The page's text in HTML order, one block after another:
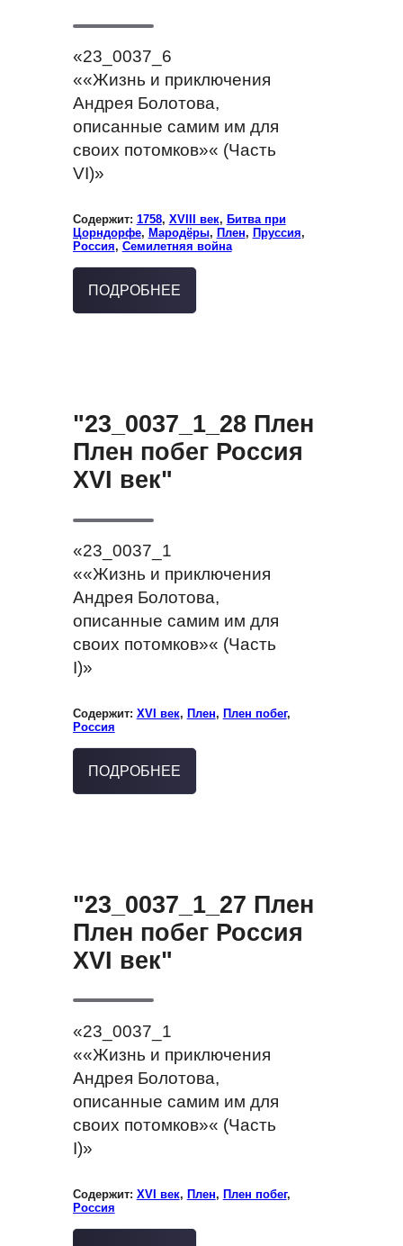
«23_0037_6
««Жизнь и приключения
Андрея Болотова,
описанные самим им для
своих потомков»« (Часть
VI)»
Содержит: 1758, XVIII век, Битва при
Цорндорфе, Мародёры, Плен, Пруссия,
Россия, Семилетняя война
ПОДРОБНЕЕ
"23_0037_1_28 Плен
Плен побег Россия
XVI век"
«23_0037_1
««Жизнь и приключения
Андрея Болотова,
описанные самим им для
своих потомков»« (Часть
I)»
Содержит: XVI век, Плен, Плен побег,
Россия
ПОДРОБНЕЕ
"23_0037_1_27 Плен
Плен побег Россия
XVI век"
«23_0037_1
««Жизнь и приключения
Андрея Болотова,
описанные самим им для
своих потомков»« (Часть
I)»
Содержит: XVI век, Плен, Плен побег,
Россия